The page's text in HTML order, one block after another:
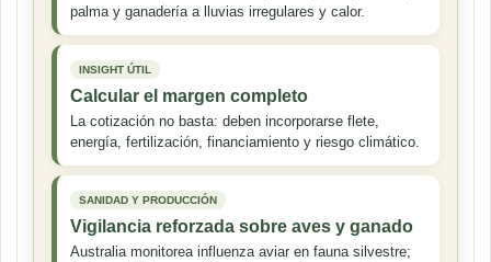
palma y ganadería a lluvias irregulares y calor.
INSIGHT ÚTIL
Calcular el margen completo
La cotización no basta: deben incorporarse flete,
energía, fertilización, financiamiento y riesgo climático.
SANIDAD Y PRODUCCIÓN
Vigilancia reforzada sobre aves y ganado
Australia monitorea influenza aviar en fauna silvestre;